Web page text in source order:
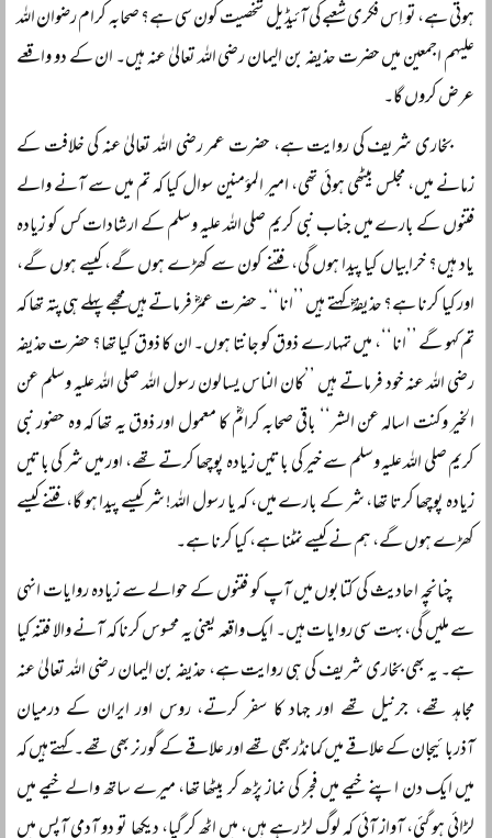
ہوتی ہے، تو اِس فکری شعبے کی آئیڈیل شخصیت کون سی ہے؟ صحابہ کرام رضوان اللہ
علیہم اجمعین میں حضرت حذیفہ بن الیمان رضی اللہ تعالیٰ عنہ ہیں۔ ان کے دو واقعے
عرض کروں گا۔
بخاری شریف کی روایت ہے، حضرت عمر رضی اللہ تعالیٰ عنہ کی خلافت کے
زمانے میں، مجلس بیٹھی ہوئی تھی، امیر المؤمنین سوال کیا کہ تم میں سے آنے والے
فتنوں کے بارے میں جناب نبی کریم صلی اللہ علیہ وسلم کے ارشادات کس کو زیادہ
یاد ہیں؟ خرابیاں کیا پیدا ہوں گی، فتنے کون سے کھڑے ہوں گے، کیسے ہوں گے،
اور کیا کرنا ہے؟ حذیفہؓ کہتے ہیں ’’انا‘‘۔ حضرت عمرؓ فرماتے ہیں مجھے پہلے ہی پتہ تھا کہ
تم کہو گے ’’انا‘‘، میں تمہارے ذوق کو جانتا ہوں۔ ان کا ذوق کیا تھا؟ حضرت حذیفہ
رضی اللہ عنہ خود فرماتے ہیں ’’كان الناس يسالون رسول اللہ صلى اللہ علیہ وسلم عن
الخير وكنت اسالہ عن الشر‘‘ باقی صحابہ کرامؓ کا معمول اور ذوق یہ تھا کہ وہ حضور نبی
کریم صلی اللہ علیہ وسلم سے خیر کی باتیں زیادہ پوچھا کرتے تھے، اور میں شر کی باتیں
زیادہ پوچھا کرتا تھا، شر کے بارے میں، کہ یا رسول اللہ! شر کیسے پیدا ہو گا، فتنے کیسے
کھڑے ہوں گے، ہم نے کیسے نمٹنا ہے، کیا کرنا ہے۔
چنانچہ احادیث کی کتابوں میں آپ کو فتنوں کے حوالے سے زیادہ روایات انہی
سے ملیں گی، بہت سی روایات ہیں۔ ایک واقعہ یعنی یہ محسوس کرنا کہ آنے والا فتنہ کیا
ہے۔ یہ بھی بخاری شریف کی ہی روایت ہے، حذیفہ بن الیمان رضی اللہ تعالیٰ عنہ
مجاہد تھے، جرنیل تھے اور جہاد کا سفر کرتے، روس اور ایران کے درمیان
آذربائیجان کے علاقے میں کمانڈر بھی تھے اور علاقے کے گورنر بھی تھے۔ کہتے ہیں کہ
میں ایک دن اپنے خیمے میں فجر کی نماز پڑھ کر بیٹھا تھا، میرے ساتھ والے خیمے میں
لڑائی ہو گئی، آواز آئی کہ لوگ لڑ رہے ہیں، میں اٹھ کر گیا، دیکھا تو دو آدمی آپس میں